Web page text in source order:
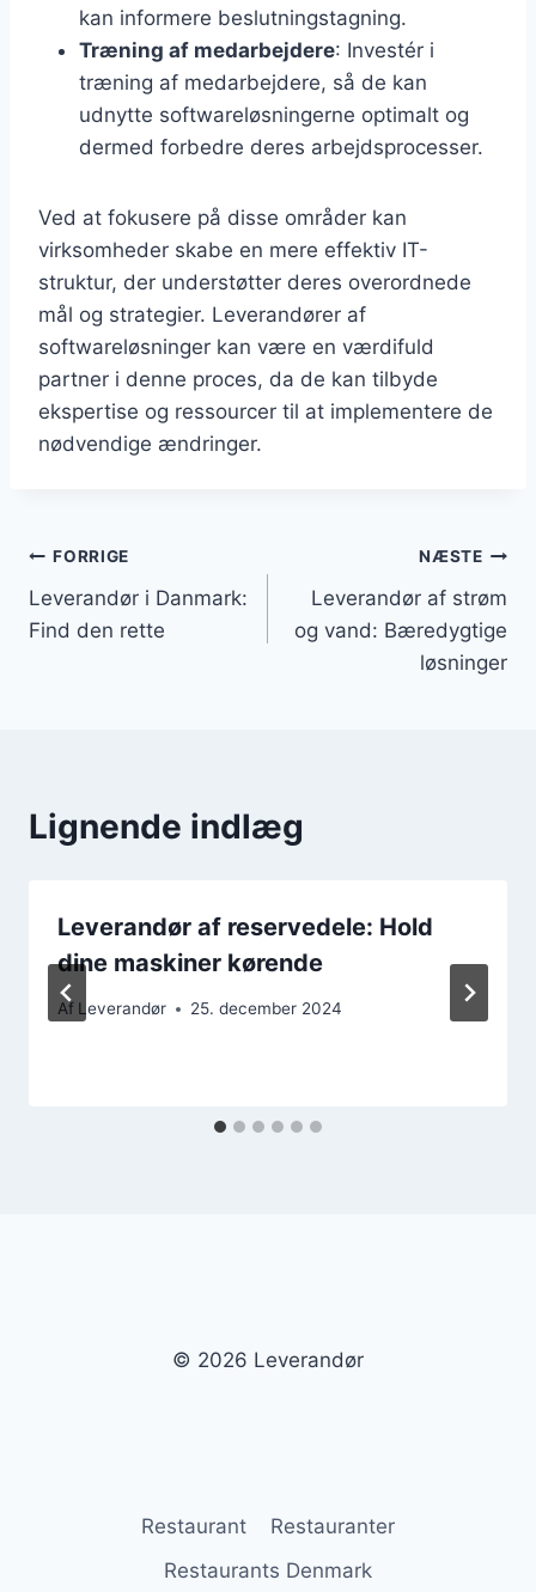
kan informere beslutningstagning.
Træning af medarbejdere: Investér i
træning af medarbejdere, så de kan
udnytte softwareløsningerne optimalt og
dermed forbedre deres arbejdsprocesser.
Ved at fokusere på disse områder kan
virksomheder skabe en mere effektiv IT-
struktur, der understøtter deres overordnede
mål og strategier. Leverandører af
softwareløsninger kan være en værdifuld
partner i denne proces, da de kan tilbyde
ekspertise og ressourcer til at implementere de
nødvendige ændringer.
Indlægsnavigation
FORRIGE
Leverandør i Danmark:
Find den rette
NÆSTE
Leverandør af strøm
og vand: Bæredygtige
løsninger
Lignende indlæg
Leverandør af reservedele: Hold
dine maskiner kørende
Af Leverandør 25. december 2024
© 2026 Leverandør
Restaurant
Restauranter
Restaurants Denmark